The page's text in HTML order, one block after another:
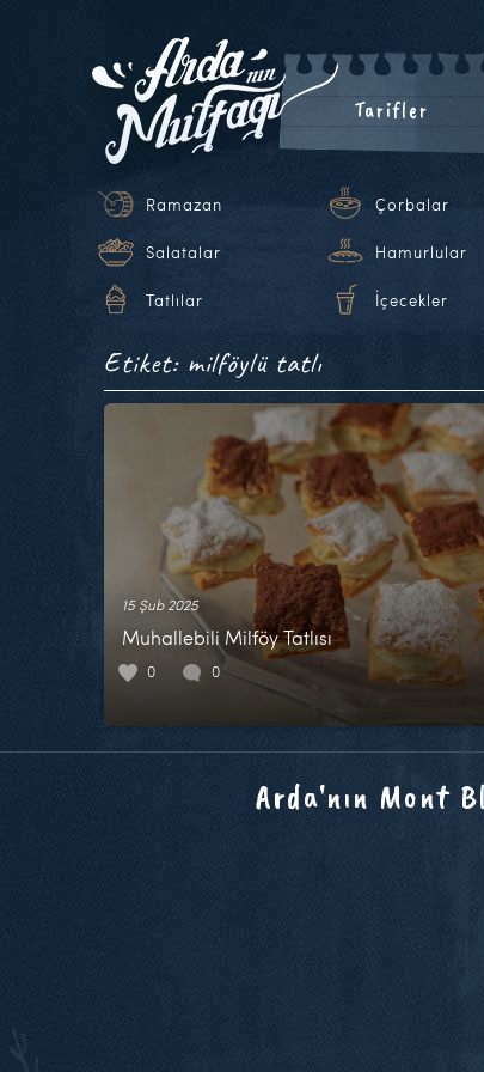
Tarifler
Ramazan Çorbalar
Salatalar Hamurlular
Tatlılar İçecekler
Etiket: milföylü tatlı
15 Şub 2025
Muhallebili Milföy Tatlısı
0 0
Arda'nın Mont